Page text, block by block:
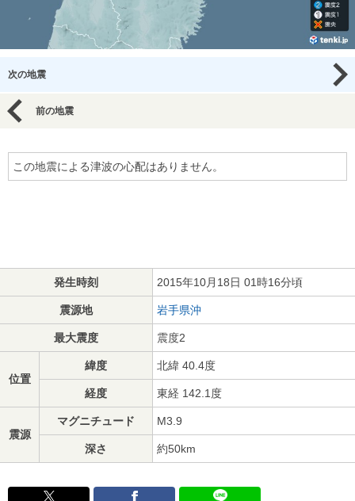
次の地震
前の地震
この地震による津波の心配はありません。
発生時刻 2015年10月18日 01時16分頃
震源地 岩手県沖
最大震度 震度2
位置
緯度 北緯 40.4度
経度 東経 142.1度
震源
マグニチュード M3.9
深さ 約50km